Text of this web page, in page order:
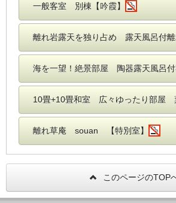
一般客室 別棟【吟霞】
離れ岩露天を独り占め 露天風呂付
海を一望！絶景部屋 陶器露天風呂付
10畳+10畳和室 広々ゆったり部屋
離れ草庵 souan 【特別室】
このページのTOP